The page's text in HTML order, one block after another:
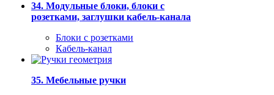
34. Модульные блоки, блоки с
розетками, заглушки кабель-канала
Блоки с розетками
Кабель-канал
35. Мебельные ручки